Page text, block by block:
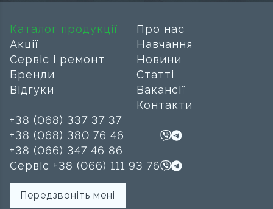
Каталог продукції
Акції
Сервіс і ремонт
Бренди
Відгуки
Про нас
Навчання
Новини
Статті
Вакансії
Контакти
+38 (068) 337 37 37
+38 (068) 380 76 46
+38 (066) 347 46 86
Сервіс +38 (066) 111 93 76
Передзвоніть мені